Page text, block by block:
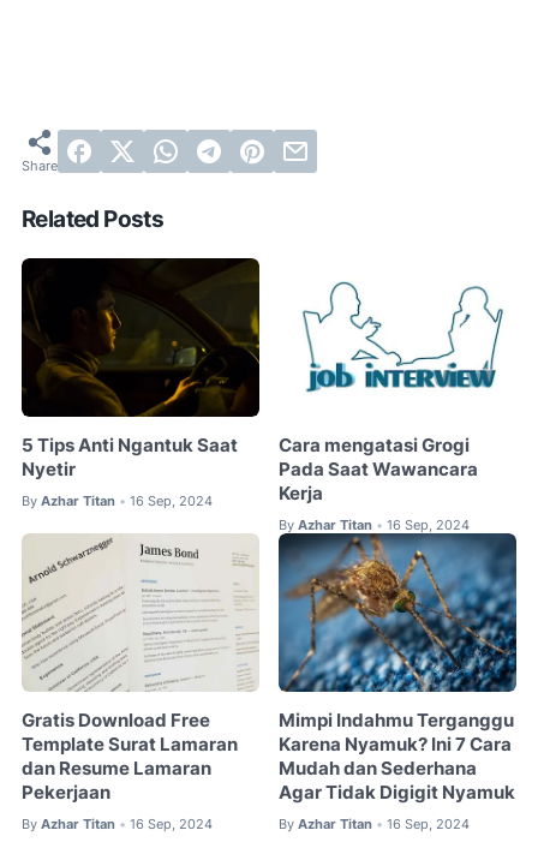
Related Posts
5 Tips Anti Ngantuk Saat
Nyetir
By Azhar Titan • 16 Sep, 2024
Cara mengatasi Grogi
Pada Saat Wawancara
Kerja
By Azhar Titan • 16 Sep, 2024
Gratis Download Free
Template Surat Lamaran
dan Resume Lamaran
Pekerjaan
By Azhar Titan • 16 Sep, 2024
Mimpi Indahmu Terganggu
Karena Nyamuk? Ini 7 Cara
Mudah dan Sederhana
Agar Tidak Digigit Nyamuk
By Azhar Titan • 16 Sep, 2024